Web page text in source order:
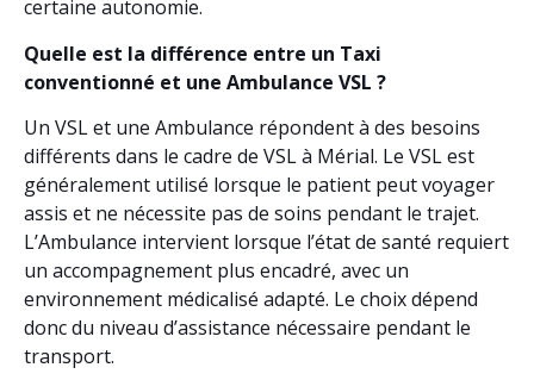
certaine autonomie.
Quelle est la différence entre un Taxi
conventionné et une Ambulance VSL ?
Un VSL et une Ambulance répondent à des besoins
différents dans le cadre de VSL à Mérial. Le VSL est
généralement utilisé lorsque le patient peut voyager
assis et ne nécessite pas de soins pendant le trajet.
L’Ambulance intervient lorsque l’état de santé requiert
un accompagnement plus encadré, avec un
environnement médicalisé adapté. Le choix dépend
donc du niveau d’assistance nécessaire pendant le
transport.